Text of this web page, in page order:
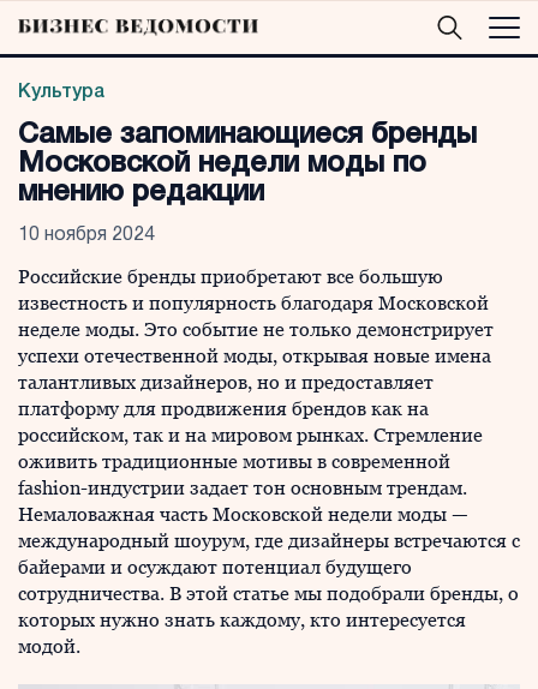
Культура
Самые запоминающиеся бренды
Московской недели моды по
мнению редакции
10 ноября 2024
Российские бренды приобретают все большую
известность и популярность благодаря Московской
неделе моды. Это событие не только демонстрирует
успехи отечественной моды, открывая новые имена
талантливых дизайнеров, но и предоставляет
платформу для продвижения брендов как на
российском, так и на мировом рынках. Стремление
оживить традиционные мотивы в современной
fashion-индустрии задает тон основным трендам.
Немаловажная часть Московской недели моды —
международный шоурум, где дизайнеры встречаются с
байерами и осуждают потенциал будущего
сотрудничества. В этой статье мы подобрали бренды, о
которых нужно знать каждому, кто интересуется
модой.